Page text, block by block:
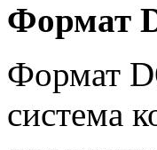
Формат
Формат
система